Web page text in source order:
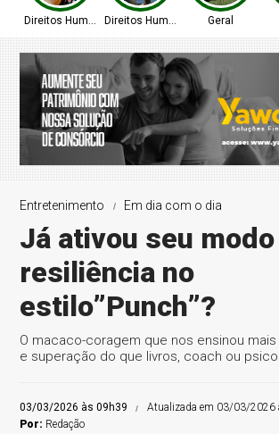
Direitos HumanosDireitos Humanos Geral
Entretenimento Em dia com o dia
Já ativou seu modo
resiliência no
estilo”Punch”?
O macaco-coragem que nos ensinou
e superação do que livros, coach ou
03/03/2026 às 09h39
Atualizada em 03/03/2026
Por: Redação